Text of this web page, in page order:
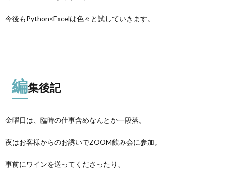
今後もPython×Excelは色々と試していきます。
編集後記
金曜日は、臨時の仕事含めなんとか一段落。
夜はお客様からのお誘いでZOOM飲み会に参加。
事前にワインを送ってくださったり、